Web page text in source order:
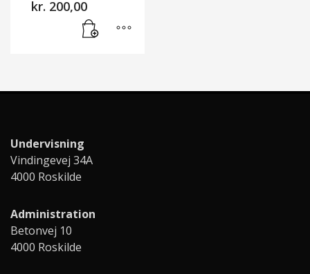
kr. 200,00
Undervisning
Vindingevej 34A
4000 Roskilde
Administration
Betonvej 10
4000 Roskilde